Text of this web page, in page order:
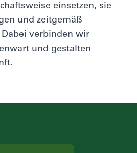
einsetzen, sie
und zeitgemäß
verbinden wir
und gestalten